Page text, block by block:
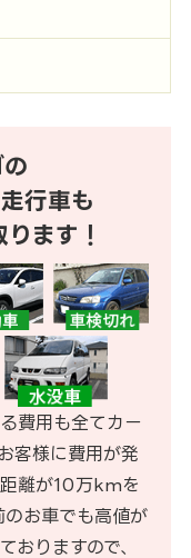
行車も
ます！
費用も全てカー
客様に費用が発
離が10万kmを
お車でも高値が
おりますので、